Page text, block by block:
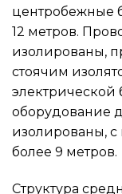
центробежные
12 метров.
изолированы,
стоячим
электрической
оборудование
изолированы,
более 9 метров.
Структура